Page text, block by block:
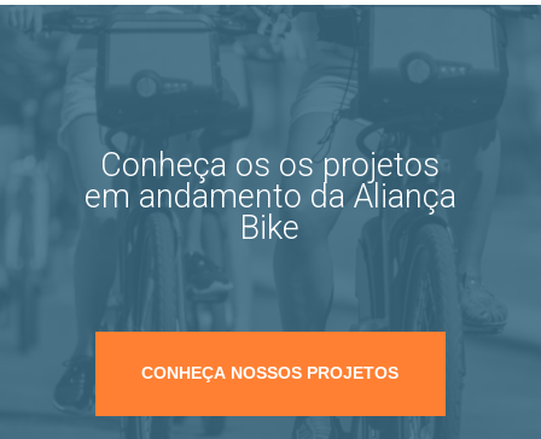
Conheça os os projetos
em andamento da Aliança
Bike
CONHEÇA NOSSOS PROJETOS